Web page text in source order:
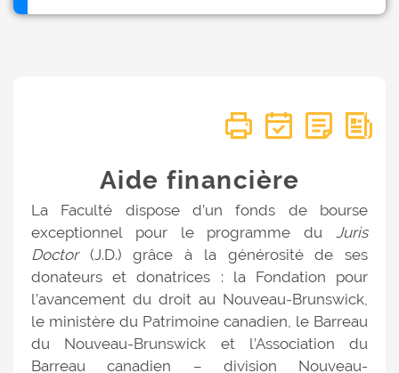
Aide financière
La Faculté dispose d’un fonds de bourse
exceptionnel pour le programme du Juris
Doctor (J.D.) grâce à la générosité de ses
donateurs et donatrices : la Fondation pour
l’avancement du droit au Nouveau-Brunswick,
le ministère du Patrimoine canadien, le Barreau
du Nouveau-Brunswick et l’Association du
Barreau canadien – division Nouveau-